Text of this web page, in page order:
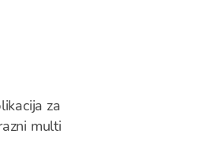
za
multi